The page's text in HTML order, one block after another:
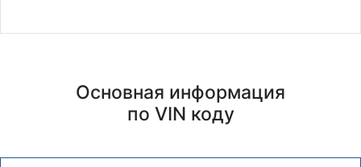
Основная информация
по VIN коду